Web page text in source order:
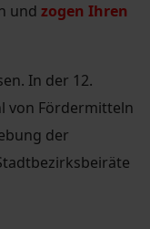
und zogen Ihren
In der 12.
von Fördermitteln
der